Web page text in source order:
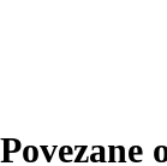
Povezane